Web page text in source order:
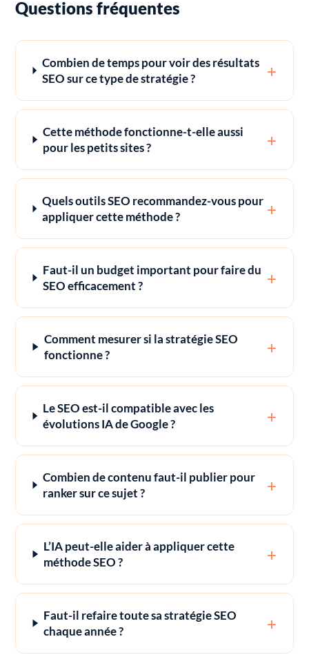
Questions fréquentes
Combien de temps pour voir des résultats
SEO sur ce type de stratégie ?
+
Cette méthode fonctionne-t-elle aussi
pour les petits sites ?
+
Quels outils SEO recommandez-vous pour
appliquer cette méthode ?
+
Faut-il un budget important pour faire du
SEO efficacement ?
+
Comment mesurer si la stratégie SEO
fonctionne ?
+
Le SEO est-il compatible avec les
évolutions IA de Google ?
+
Combien de contenu faut-il publier pour
ranker sur ce sujet ?
+
L’IA peut-elle aider à appliquer cette
méthode SEO ?
+
Faut-il refaire toute sa stratégie SEO
chaque année ?
+